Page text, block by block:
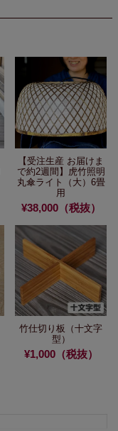
【受注生産 お届けま
で約2週間】 虎竹照明
丸傘ライト（大）6畳
用
¥38,000（税抜）
竹仕切り板（十文字
型）
¥1,000（税抜）